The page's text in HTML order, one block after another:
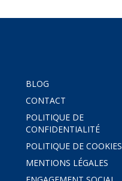
BLOG
CONTACT
POLITIQUE DE
CONFIDENTIALITÉ
POLITIQUE DE COOKIES
MENTIONS LÉGALES